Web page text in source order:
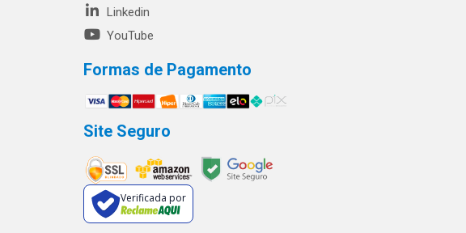
Linkedin
YouTube
Formas de Pagamento
Site Seguro
Verificada por